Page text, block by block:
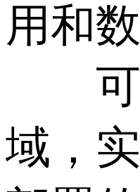
用和
可用
域，